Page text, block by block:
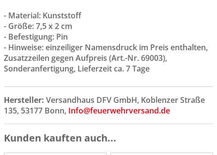
- Material: Kunststoff
- Größe: 7,5 x 2 cm
- Befestigung: Pin
- Hinweise: einzeiliger Namensdruck im Preis enthalten,
Zusatzzeilen gegen Aufpreis (Art.-Nr. 69003),
Sonderanfertigung, Lieferzeit ca. 7 Tage
Hersteller: Versandhaus DFV GmbH, Koblenzer Straße
135, 53177 Bonn, Info@feuerwehrversand.de
Kunden kauften auch...